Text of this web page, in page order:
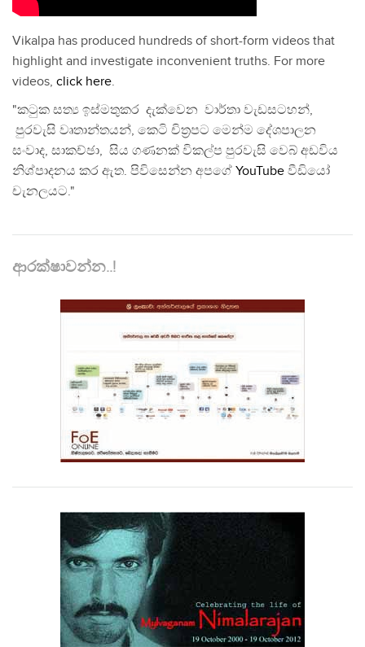
Vikalpa has produced hundreds of short-form videos that
highlight and investigate inconvenient truths. For more
videos, click here.
"කටුක සත්‍ය ඉස්මතුකර දැක්වෙන වාර්තා වැඩසටහන්,
පුරවැසි වෘතාන්තයන්, කෙටි චිත්‍රපට මෙන්ම දේශපාලන
සංවාද, සාකච්ඡා, සිය ගණනක් විකල්ප පුරවැසි වෙබ් අඩවිය
නිශ්පාදනය කර ඇත. පිවිසෙන්න අපගේ YouTube වීඩියෝ
චැනලයට."
ආරක්ෂාවන්න..!